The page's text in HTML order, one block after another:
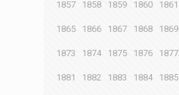
1857 1858 1859 1860 1861
1865 1866 1867 1868 1869
1873 1874 1875 1876 1877
1881 1882 1883 1884 1885